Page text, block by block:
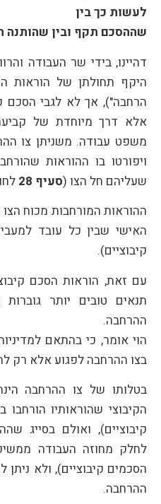
לעשות כך בין
שההסכם תקף ובין שהותנה
דהיינו, בידי שר העבודה
היקף תחולתן של הוראות
הרחבה"), אך לא לגבי הסכם
אלא דרך מיוחדת של
משפט עבודה. משניתן צו
ויפורטו בו ההוראות
שעליהם חל הצו (סעיף 28
ההוראות המורחבות מכוח
האישי שבין כל עובד
קיבוציים).
עם זאת, הוראות הסכם
תנאים טובים יותר
ההרחבה.
הוי אומר, כי בהתאם
בצו ההרחבה לפגוע אלא רק
בטלותו של צו ההרחבה
הקיבוצי שהוראותיו הורחבו
קיבוציים), ואולם בסייג
לחלק מחוזה העבודה
הסכמים קיבוציים), ולא ניתן
ההרחבה.